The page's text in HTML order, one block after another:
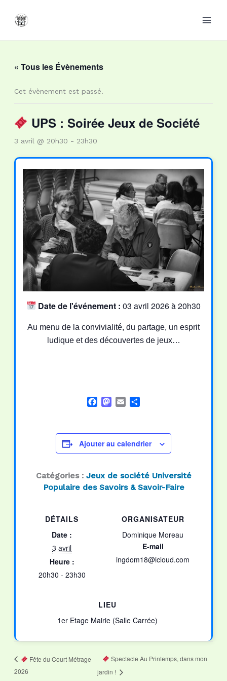
contenu
« Tous les Évènements
Cet évènement est passé.
UPS : Soirée Jeux de Société
3 avril @ 20h30 - 23h30
Date de l'événement : 03 avril 2026 à 20h30
Au menu de la convivialité, du partage, un esprit
ludique et des découvertes de jeux…
Facebook
Mastodon
Email
Ajouter au calendrier
Catégories : Jeux de société Université
Populaire des Savoirs & Savoir-Faire
DÉTAILS
Date :
3 avril
Heure :
20h30 - 23h30
ORGANISATEUR
Dominique Moreau
E-mail
ingdom18@icloud.com
LIEU
1er Etage Mairie (Salle Carrée)
Fête du Court Métrage
2026
Spectacle Au Printemps, dans mon
jardin !